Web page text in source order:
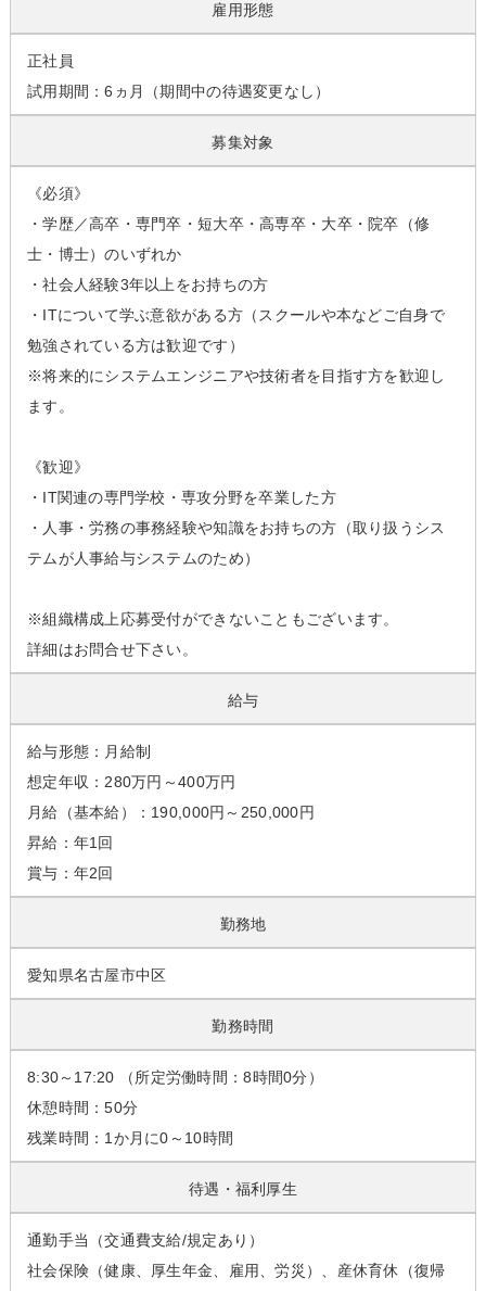
雇用形態
正社員
試用期間：6ヵ月（期間中の待遇変更なし）
募集対象
《必須》
・学歴／高卒・専門卒・短大卒・高専卒・大卒・院卒（修
士・博士）のいずれか
・社会人経験3年以上をお持ちの方
・ITについて学ぶ意欲がある方（スクールや本などご自身で
勉強されている方は歓迎です）
※将来的にシステムエンジニアや技術者を目指す方を歓迎し
ます。
《歓迎》
・IT関連の専門学校・専攻分野を卒業した方
・人事・労務の事務経験や知識をお持ちの方（取り扱うシス
テムが人事給与システムのため）
※組織構成上応募受付ができないこともございます。
詳細はお問合せ下さい。
給与
給与形態：月給制
想定年収：280万円～400万円
月給（基本給）：190,000円～250,000円
昇給：年1回
賞与：年2回
勤務地
愛知県名古屋市中区
勤務時間
8:30～17:20 （所定労働時間：8時間0分）
休憩時間：50分
残業時間：1か月に0～10時間
待遇・福利厚生
通勤手当（交通費支給/規定あり）
社会保険（健康、厚生年金、雇用、労災）、産休育休（復帰